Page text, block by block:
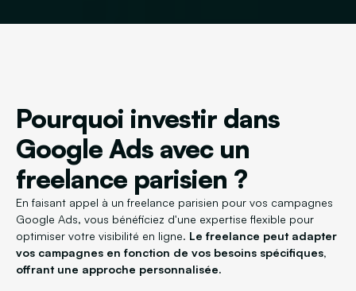
Pourquoi investir dans
Google Ads avec un
freelance parisien ?
En faisant appel à un freelance parisien pour vos campagnes
Google Ads, vous bénéficiez d'une expertise flexible pour
optimiser votre visibilité en ligne. Le freelance peut adapter
vos campagnes en fonction de vos besoins spécifiques,
offrant une approche personnalisée.